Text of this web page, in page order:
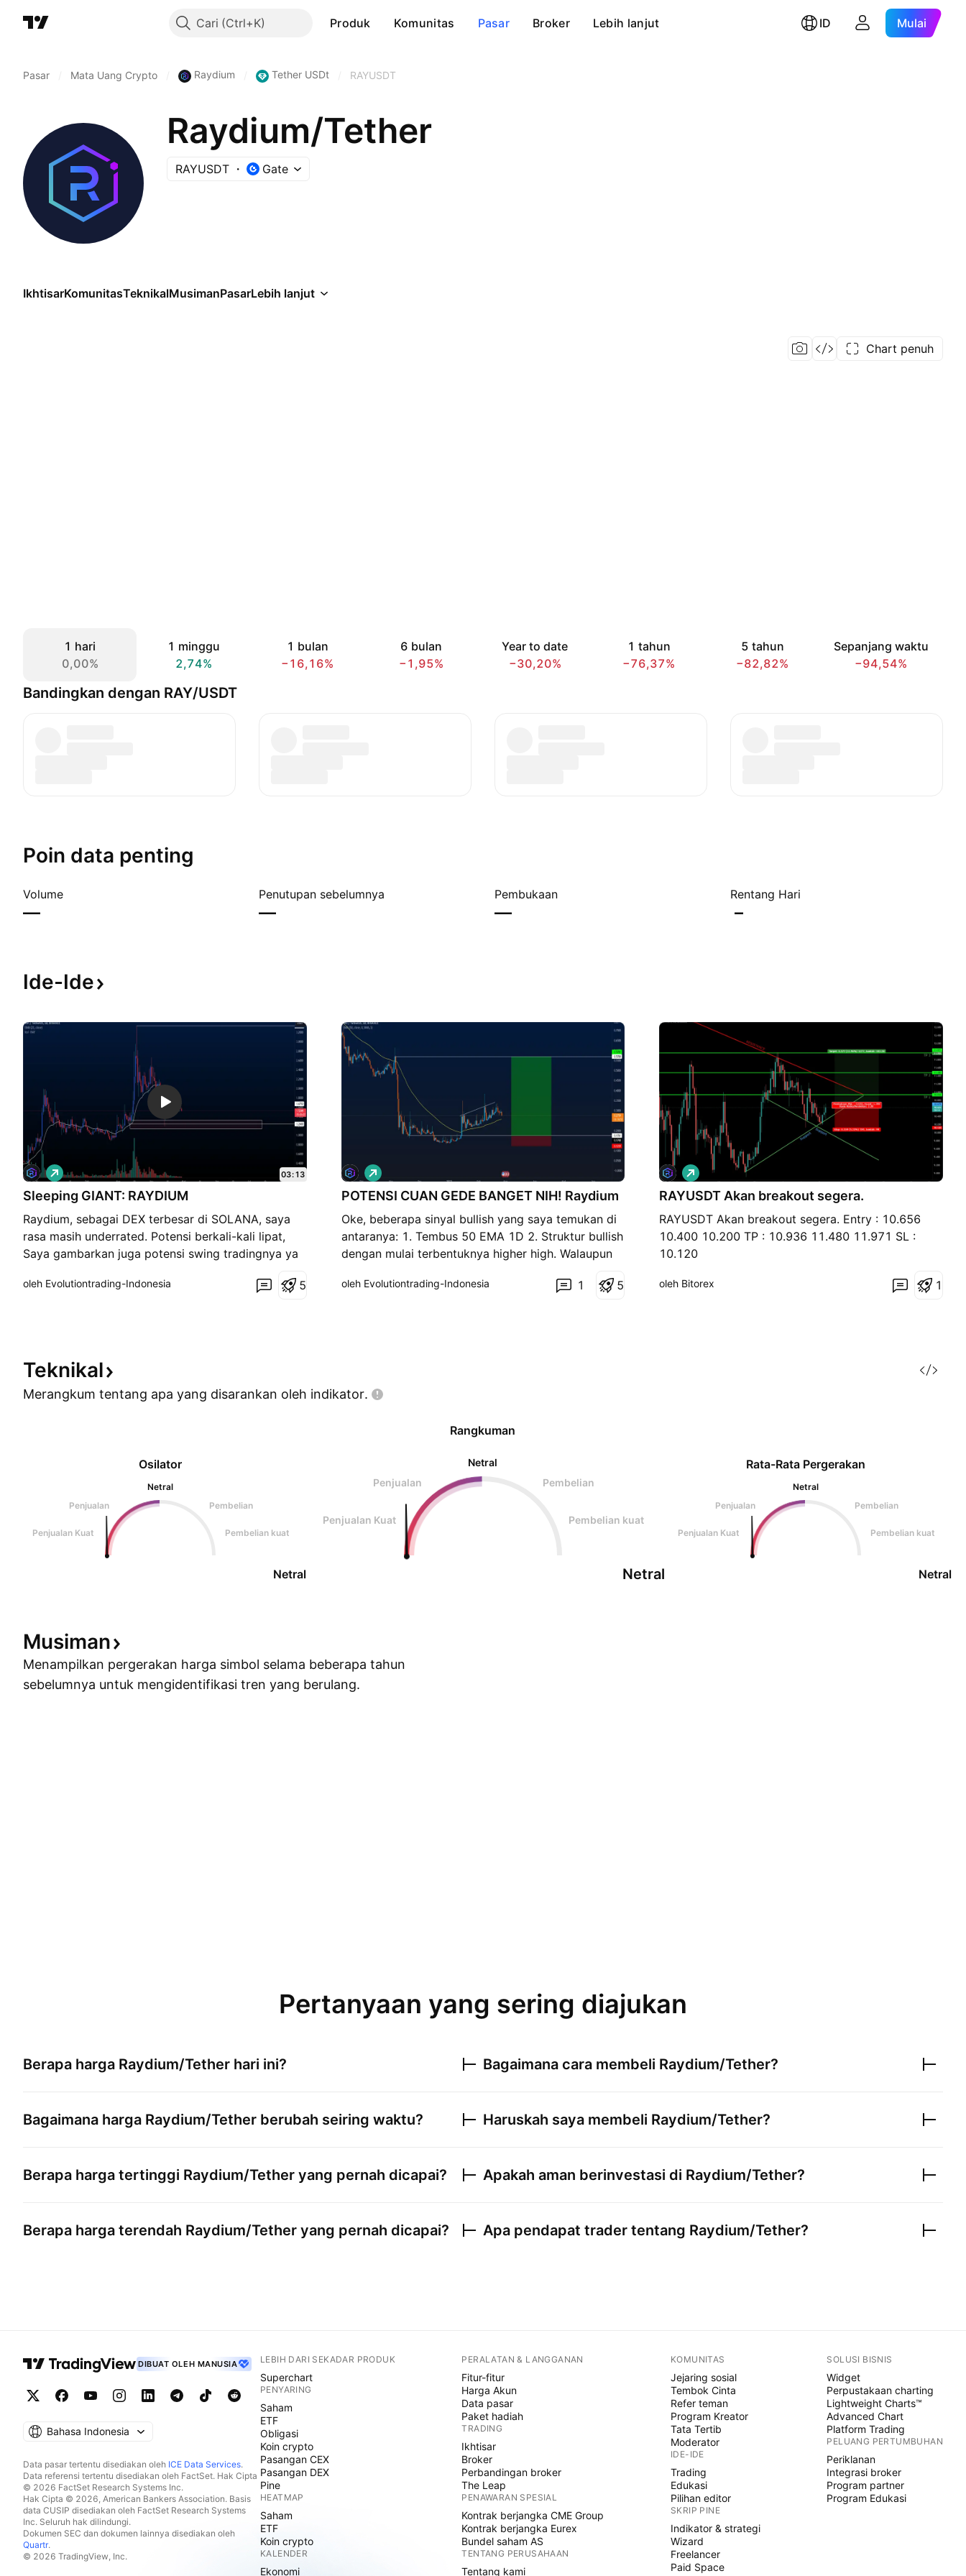
Cari Produk Komunitas Pasar Broker Lebih lanjut ID Mulai
Pasar Mata Uang Crypto Raydium Tether USDt RAYUSDT
Raydium/Tether
RAYUSDT Gate
IkhtisarKomunitasTeknikalMusimanPasarLebih lanjut
Chart penuh
1 hari
0,00%
1 minggu
2,74%
1 bulan
−16,16%
6 bulan
−1,95%
Year to date
−30,20%
1 tahun
−76,37%
5 tahun
−82,82%
Sepanjang waktu
−94,54%
Bandingkan dengan RAY/USDT
Poin data penting
Volume
—
Penutupan sebelumnya
—
Pembukaan
—
Rentang Hari
–
Ide-Ide
Sleeping GIANT: RAYDIUM
Raydium, sebagai DEX terbesar di SOLANA, saya
rasa masih underrated. Potensi berkali-kali lipat,
Saya gambarkan juga potensi swing tradingnya ya
P
e
m
e
a
03:13
oleh Evolutiontrading-Indonesia 5
POTENSI CUAN GEDE BANGET NIH! Raydium
Oke, beberapa sinyal bullish yang saya temukan di
antaranya: 1. Tembus 50 EMA 1D 2. Struktur bullish
dengan mulai terbentuknya higher high. Walaupun
melihat RAYDIUM adalah aset yang bisa
P
e
m
i
a
oleh Evolutiontrading-Indonesia
1 5
RAYUSDT Akan breakout segera.
RAYUSDT Akan breakout segera. Entry : 10.656
10.400 10.200 TP : 10.936 11.480 11.971 SL :
10.120
P
e
m
e
l
i
a
oleh Bitorex
1
Teknikal
Merangkum tentang apa yang disarankan oleh indikator.
Osilator
Netral
Penjualan
Pembelian
Penjualan Kuat Pembelian kuat
Netral
Rangkuman
Netral
Penjualan
Pembelian
Penjualan Kuat Pembelian kuat
Netral
Rata-Rata Pergerakan
Netral
Penjualan
Pembelian
Penjualan Kuat Pembelian kuat
Netral
Musiman
Menampilkan pergerakan harga simbol selama beberapa tahun
sebelumnya untuk mengidentifikasi tren yang berulang.
Pertanyaan yang sering diajukan
Berapa harga Raydium/Tether hari ini?
Bagaimana harga Raydium/Tether berubah seiring waktu?
Berapa harga tertinggi Raydium/Tether yang pernah dicapai?
Berapa harga terendah Raydium/Tether yang pernah dicapai?
Bagaimana cara membeli Raydium/Tether?
Haruskah saya membeli Raydium/Tether?
Apakah aman berinvestasi di Raydium/Tether?
Apa pendapat trader tentang Raydium/Tether?
DIBUAT OLEH MANUSIA
Bahasa Indonesia
Data pasar tertentu disediakan oleh ICE Data Services.
Data referensi tertentu disediakan oleh FactSet. Hak Cipta
© 2026 FactSet Research Systems Inc.
Hak Cipta © 2026, American Bankers Association. Basis
data CUSIP disediakan oleh FactSet Research Systems
Inc. Seluruh hak dilindungi.
Dokumen SEC dan dokumen lainnya disediakan oleh
Quartr.
© 2026 TradingView, Inc.
LEBIH DARI SEKADAR PRODUK
Superchart
PENYARING
Saham
ETF
Obligasi
Koin crypto
Pasangan CEX
Pasangan DEX
Pine
HEATMAP
Saham
ETF
Koin crypto
KALENDER
Ekonomi
PERALATAN & LANGGANAN
Fitur-fitur
Harga Akun
Data pasar
Paket hadiah
TRADING
Ikhtisar
Broker
Perbandingan broker
The Leap
PENAWARAN SPESIAL
Kontrak berjangka CME Group
Kontrak berjangka Eurex
Bundel saham AS
TENTANG PERUSAHAAN
Tentang kami
KOMUNITAS
Jejaring sosial
Tembok Cinta
Refer teman
Program Kreator
Tata Tertib
Moderator
IDE-IDE
Trading
Edukasi
Pilihan editor
SKRIP PINE
Indikator & strategi
Wizard
Freelancer
Paid Space
SOLUSI BISNIS
Widget
Perpustakaan charting
Lightweight Charts™
Advanced Chart
Platform Trading
PELUANG PERTUMBUHAN
Periklanan
Integrasi broker
Program partner
Program Edukasi